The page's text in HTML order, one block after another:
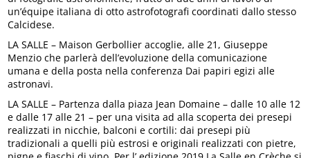
un’équipe italiana di otto astrofotografi coordinati dallo stesso
Calcidese.
LA SALLE – Maison Gerbollier accoglie, alle 21, Giuseppe
Menzio che parlerà dell’evoluzione della comunicazione
umana e della posta nella conferenza Dai papiri egizi alle
astronavi.
LA SALLE – Partenza dalla piaza Jean Domaine – dalle 10 alle 12
e dalle 17 alle 21 – per una visita ad alla scoperta dei presepi
realizzati in nicchie, balconi e cortili: dai presepi più
tradizionali a quelli più estrosi e originali realizzati con pietre,